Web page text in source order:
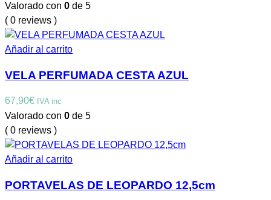
Valorado con 0 de 5
( 0 reviews )
Añadir al carrito
VELA PERFUMADA CESTA AZUL
67,90€ IVA inc
Valorado con 0 de 5
( 0 reviews )
Añadir al carrito
PORTAVELAS DE LEOPARDO 12,5cm